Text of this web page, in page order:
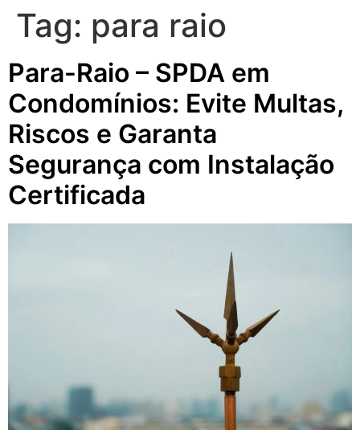
Tag: para raio
Para-Raio – SPDA em
Condomínios: Evite Multas,
Riscos e Garanta
Segurança com Instalação
Certificada